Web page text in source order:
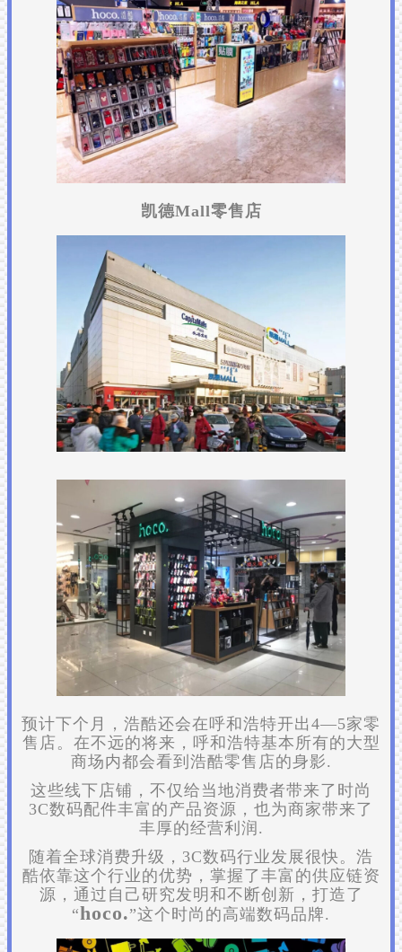
凯德Mall零售店
预计下个月，浩酷还会在呼和浩特开出4—5家零
售店。在不远的将来，呼和浩特基本所有的大型
商场内都会看到浩酷零售店的身影.
这些线下店铺，不仅给当地消费者带来了时尚
3C数码配件丰富的产品资源，也为商家带来了
丰厚的经营利润.
随着全球消费升级，3C数码行业发展很快。浩
酷依靠这个行业的优势，掌握了丰富的供应链资
源，通过自己研究发明和不断创新，打造了
“hoco.”这个时尚的高端数码品牌.